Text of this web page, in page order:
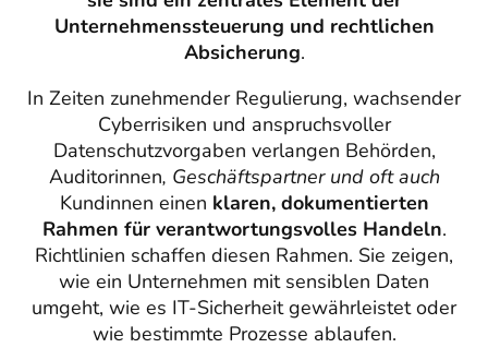
Unternehmenssteuerung und rechtlichen
Absicherung.
In Zeiten zunehmender Regulierung, wachsender
Cyberrisiken und anspruchsvoller
Datenschutzvorgaben verlangen Behörden,
Auditorinnen, Geschäftspartner und oft auch
Kundinnen einen klaren, dokumentierten
Rahmen für verantwortungsvolles Handeln.
Richtlinien schaffen diesen Rahmen. Sie zeigen,
wie ein Unternehmen mit sensiblen Daten
umgeht, wie es IT-Sicherheit gewährleistet oder
wie bestimmte Prozesse ablaufen.